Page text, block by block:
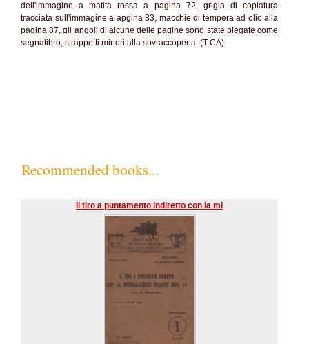
dell'immagine a matita rossa a pagina 72, grigia di copiatura
tracciata sull'immagine a apgina 83, macchie di tempera ad olio alla
pagina 87, gli angoli di alcune delle pagine sono state piegate come
segnalibro, strappetti minori alla sovraccoperta. (T-CA)
Recommended books...
Il tiro a puntamento indiretto con la mi